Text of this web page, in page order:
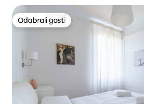
Odabrali gosti
Odabrali gosti